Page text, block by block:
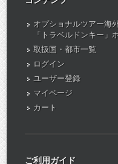
オプショナルツアー海
「トラベルドンキー」
取扱国・都市一覧
ログイン
ユーザー登録
マイページ
カート
ご利用ガイド